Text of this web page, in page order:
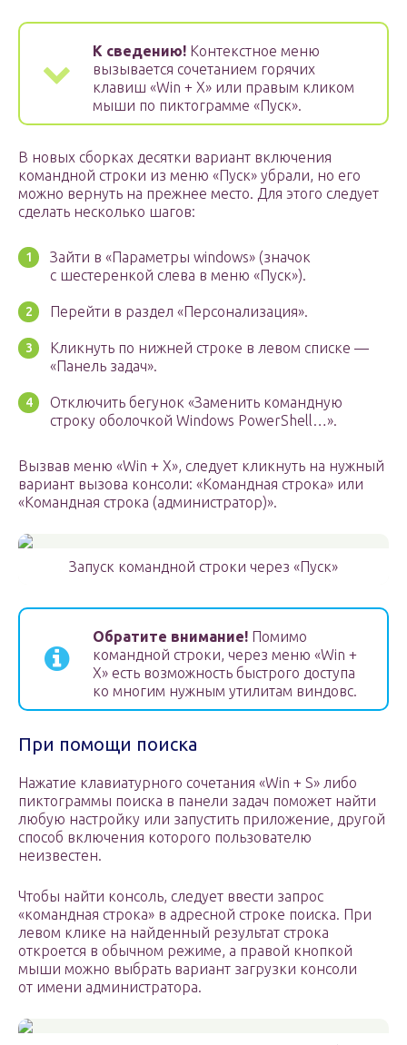
К сведению! Контекстное меню
вызывается сочетанием горячих
клавиш «Win + X» или правым кликом
мыши по пиктограмме «Пуск».
В новых сборках десятки вариант включения
командной строки из меню «Пуск» убрали, но его
можно вернуть на прежнее место. Для этого следует
сделать несколько шагов:
Зайти в «Параметры windows» (значок
с шестеренкой слева в меню «Пуск»).
Перейти в раздел «Персонализация».
Кликнуть по нижней строке в левом списке —
«Панель задач».
Отключить бегунок «Заменить командную
строку оболочкой Windows PowerShell…».
Вызвав меню «Win + X», следует кликнуть на нужный
вариант вызова консоли: «Командная строка» или
«Командная строка (администратор)».
Запуск командной строки через «Пуск»
Обратите внимание! Помимо
командной строки, через меню «Win +
X» есть возможность быстрого доступа
ко многим нужным утилитам виндовс.
При помощи поиска
Нажатие клавиатурного сочетания «Win + S» либо
пиктограммы поиска в панели задач поможет найти
любую настройку или запустить приложение, другой
способ включения которого пользователю
неизвестен.
Чтобы найти консоль, следует ввести запрос
«командная строка» в адресной строке поиска. При
левом клике на найденный результат строка
откроется в обычном режиме, а правой кнопкой
мыши можно выбрать вариант загрузки консоли
от имени администратора.